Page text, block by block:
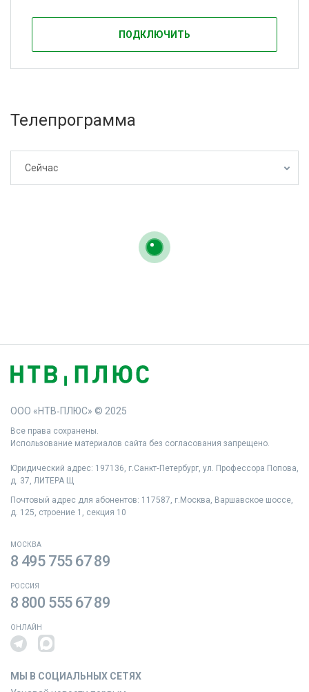
ПОДКЛЮЧИТЬ
Телепрограмма
Сейчас
ООО «НТВ‑ПЛЮС» © 2025
Все права сохранены.
Использование материалов сайта без согласования запрещено.
Юридический адрес: 197136, г.Санкт‑Петербург, ул. Профессора Попова,
д. 37, ЛИТЕРА Щ
Почтовый адрес для абонентов: 117587, г.Москва, Варшавское шоссе,
д. 125, строение 1, секция 10
МОСКВА
8 495 755 67 89
РОССИЯ
8 800 555 67 89
ОНЛАЙН
МЫ В СОЦИАЛЬНЫХ СЕТЯХ